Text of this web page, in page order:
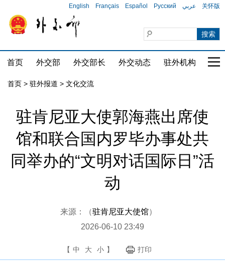
English Français Español Русский عربي 关怀版
首页 外交部 外交部长 外交动态 驻外机构 国
首页 > 驻外报道 > 文化交流
驻肯尼亚大使郭海燕出席使
馆和联合国内罗毕办事处共
同举办的“文明对话国际日”活
动
来源：（驻肯尼亚大使馆）
2026-06-10 23:49
【 中 大 小 】 打印